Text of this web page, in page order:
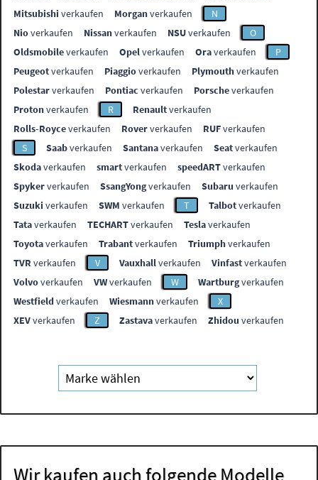
Mitsubishi verkaufen Morganverkaufen
N
Nioverkaufen Nissanverkaufen NSUverkaufen
O
Oldsmobileverkaufen Opelverkaufen Oraverkaufen
P
Peugeotverkaufen Piaggioverkaufen Plymouthverkaufen
Polestarverkaufen Pontiac verkaufen Porscheverkaufen
Protonverkaufen R Renaultverkaufen
Rolls-Royceverkaufen Roververkaufen RUFverkaufen
S
Saabverkaufen Santanaverkaufen Seatverkaufen
Skodaverkaufen smartverkaufen speedARTverkaufen
Spykerverkaufen SsangYongverkaufen Subaru verkaufen
Suzuki verkaufen SWM verkaufen T Talbotverkaufen
Tataverkaufen TECHARTverkaufen Teslaverkaufen
Toyotaverkaufen Trabantverkaufen Triumphverkaufen
TVR verkaufen V Vauxhallverkaufen Vinfastverkaufen
Volvoverkaufen VWverkaufen W Wartburgverkaufen
Westfieldverkaufen Wiesmannverkaufen
X
XEVverkaufen Z Zastavaverkaufen Zhidou verkaufen
Wir kaufen auch folgende Modelle